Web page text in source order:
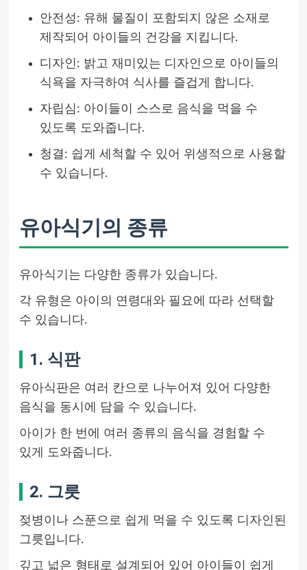
안전성: 유해 물질이 포함되지 않은 소재로
제작되어 아이들의 건강을 지킵니다.
디자인: 밝고 재미있는 디자인으로 아이들의
식욕을 자극하여 식사를 즐겁게 합니다.
자립심: 아이들이 스스로 음식을 먹을 수
있도록 도와줍니다.
청결: 쉽게 세척할 수 있어 위생적으로 사용할
수 있습니다.
유아식기의 종류
유아식기는 다양한 종류가 있습니다.
각 유형은 아이의 연령대와 필요에 따라 선택할
수 있습니다.
1. 식판
유아식판은 여러 칸으로 나누어져 있어 다양한
음식을 동시에 담을 수 있습니다.
아이가 한 번에 여러 종류의 음식을 경험할 수
있게 도와줍니다.
2. 그릇
젖병이나 스푼으로 쉽게 먹을 수 있도록 디자인된
그릇입니다.
깊고 넓은 형태로 설계되어 있어 아이들이 쉽게